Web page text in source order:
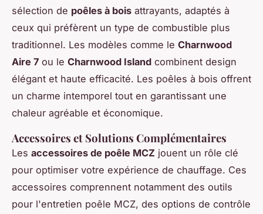
sélection de poêles à bois attrayants, adaptés à
ceux qui préfèrent un type de combustible plus
traditionnel. Les modèles comme le Charnwood
Aire 7 ou le Charnwood Island combinent design
élégant et haute efficacité. Les poêles à bois offrent
un charme intemporel tout en garantissant une
chaleur agréable et économique.
Accessoires et Solutions Complémentaires
Les accessoires de poêle MCZ jouent un rôle clé
pour optimiser votre expérience de chauffage. Ces
accessoires comprennent notamment des outils
pour l'entretien poêle MCZ, des options de contrôle